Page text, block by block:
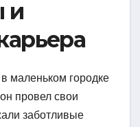
и
маленьком городке
провел свои
заботливые